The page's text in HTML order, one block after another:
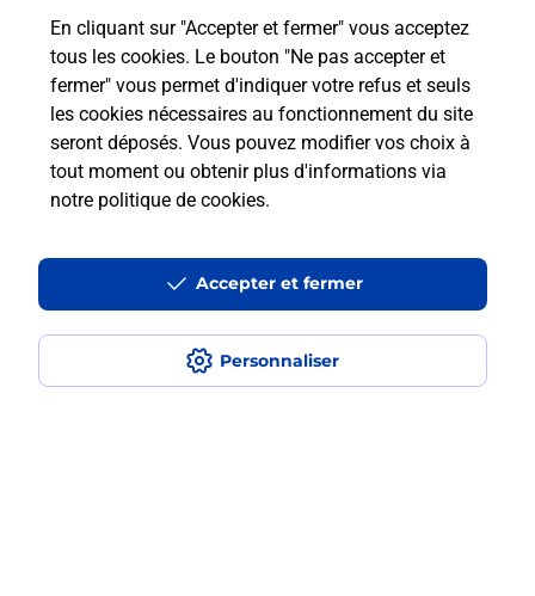
En cliquant sur "Accepter et fermer" vous acceptez
tous les cookies. Le bouton "Ne pas accepter et
fermer" vous permet d'indiquer votre refus et seuls
les cookies nécessaires au fonctionnement du site
seront déposés. Vous pouvez modifier vos choix à
tout moment ou obtenir plus d'informations via
notre politique de cookies.
Personnaliser
Accepter et fermer
Questions fréquemment posées
Comment retourner un colis acheté
en ligne depuis votre boîte aux lettres
Comment envoyer un colis ou faire un
retour chez un e-commerçant sans se
déplacer ?
Envoyer un petit colis au meilleur